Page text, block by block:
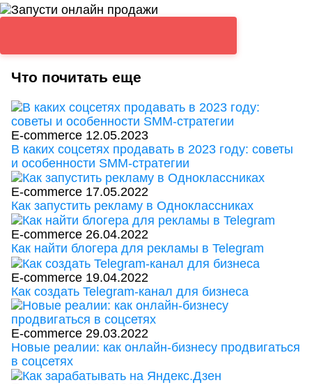
Что почитать еще
E-commerce 12.05.2023
В каких соцсетях продавать в 2023 году: советы
и особенности SMM-стратегии
E-commerce 17.05.2022
Как запустить рекламу в Одноклассниках
E-commerce 26.04.2022
Как найти блогера для рекламы в Telegram
E-commerce 19.04.2022
Как создать Telegram-канал для бизнеса
E-commerce 29.03.2022
Новые реалии: как онлайн-бизнесу продвигаться
в соцсетях